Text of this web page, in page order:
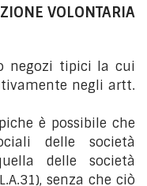
VOLONTARIA
negozi tipici la cui
negli artt.
è possibile che
delle società
delle società
senza che ciò